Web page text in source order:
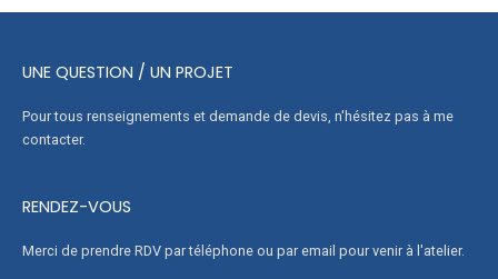
UNE QUESTION / UN PROJET
Pour tous renseignements et demande de devis, n'hésitez pas à me
contacter.
RENDEZ-VOUS
Merci de prendre RDV par téléphone ou par email pour venir à l'atelier.